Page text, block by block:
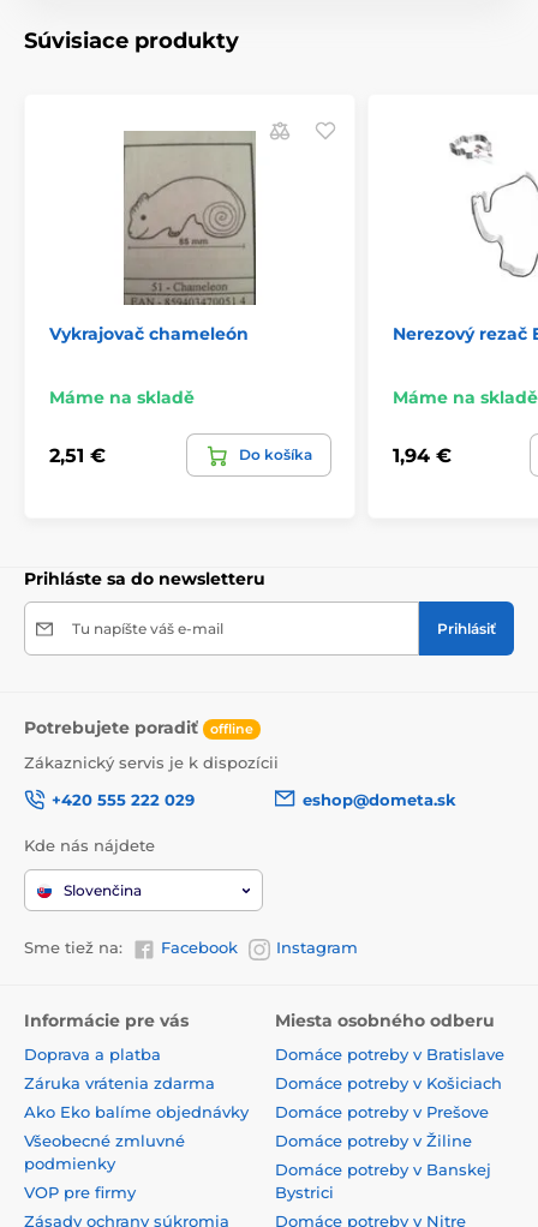
Súvisiace produkty
Vykrajovač chameleón
Máme na skladě
2,51 € Do košíka
Nerezový rezač
Máme na skladě
1,94 €
Prihláste sa do newsletteru
Tu napíšte váš e-mail Prihlásiť
Potrebujete poradiť offline
Zákaznický servis je k dispozícii
+420 555 222 029
eshop@dometa.sk
Kde nás nájdete
Slovenčina
Sme tiež na: Facebook Instagram
Informácie pre vás
Doprava a platba
Záruka vrátenia zdarma
Ako Eko balíme objednávky
Všeobecné zmluvné
podmienky
VOP pre firmy
Zásady ochrany súkromia
Miesta osobného odberu
Domáce potreby v Bratislave
Domáce potreby v Košiciach
Domáce potreby v Prešove
Domáce potreby v Žiline
Domáce potreby v Banskej
Bystrici
Domáce potreby v Nitre